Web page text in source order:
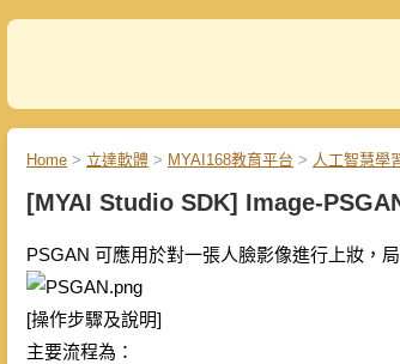
Home > 立達軟體 > MYAI168教育平台 > 人工智慧學
[MYAI Studio SDK] Image-
PSGAN 可應用於對一張人臉影像進行上妝，
[操作步驟及說明]
主要流程為：